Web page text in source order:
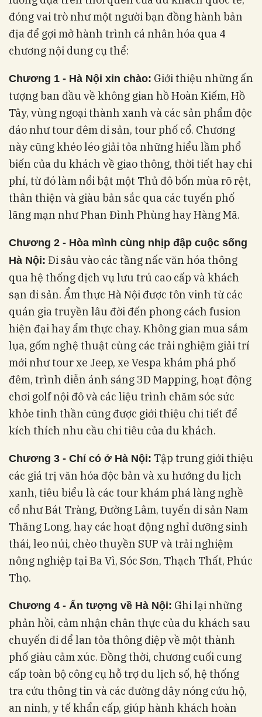
đóng vai trò như một người bạn đồng hành bản
địa để gợi mở hành trình cá nhân hóa qua 4
chương nội dung cụ thể:
Chương 1 - Hà Nội xin chào: Giới thiệu những ấn
tượng ban đầu về không gian hồ Hoàn Kiếm, Hồ
Tây, vùng ngoại thành xanh và các sản phẩm độc
đáo như tour đêm di sản, tour phố cổ. Chương
này cũng khéo léo giải tỏa những hiểu lầm phổ
biến của du khách về giao thông, thời tiết hay chi
phí, từ đó làm nổi bật một Thủ đô bốn mùa rõ rệt,
thân thiện và giàu bản sắc qua các tuyến phố
lãng mạn như Phan Đình Phùng hay Hàng Mã.
Chương 2 - Hòa mình cùng nhịp đập cuộc sống
Hà Nội: Đi sâu vào các tầng nấc văn hóa thông
qua hệ thống dịch vụ lưu trú cao cấp và khách
sạn di sản. Ẩm thực Hà Nội được tôn vinh từ các
quán gia truyền lâu đời đến phong cách fusion
hiện đại hay ẩm thực chay. Không gian mua sắm
lụa, gốm nghệ thuật cùng các trải nghiệm giải trí
mới như tour xe Jeep, xe Vespa khám phá phố
đêm, trình diễn ánh sáng 3D Mapping, hoạt động
chơi golf nội đô và các liệu trình chăm sóc sức
khỏe tinh thần cũng được giới thiệu chi tiết để
kích thích nhu cầu chi tiêu của du khách.
Chương 3 - Chỉ có ở Hà Nội: Tập trung giới thiệu
các giá trị văn hóa độc bản và xu hướng du lịch
xanh, tiêu biểu là các tour khám phá làng nghề
cổ như Bát Tràng, Đường Lâm, tuyến di sản Nam
Thăng Long, hay các hoạt động nghỉ dưỡng sinh
thái, leo núi, chèo thuyền SUP và trải nghiệm
nông nghiệp tại Ba Vì, Sóc Sơn, Thạch Thất, Phúc
Thọ.
Chương 4 - Ấn tượng về Hà Nội: Ghi lại những
phản hồi, cảm nhận chân thực của du khách sau
chuyến đi để lan tỏa thông điệp về một thành
phố giàu cảm xúc. Đồng thời, chương cuối cung
cấp toàn bộ công cụ hỗ trợ du lịch số, hệ thống
tra cứu thông tin và các đường dây nóng cứu hộ,
an ninh, y tế khẩn cấp, giúp hành khách hoàn